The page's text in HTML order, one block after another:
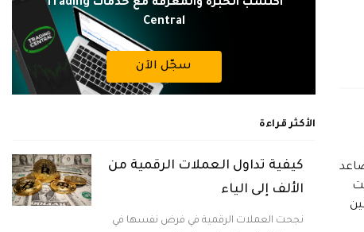
في حين
اكتسب الخبرة والمعرفة مع خدمات Trading
Central
سجّل الآن
الأكثر قراءة
كيفية تداول العملات الرقمية من
الألف إلى الياء
نجحت العملات الرقمية في فرض نفسها في